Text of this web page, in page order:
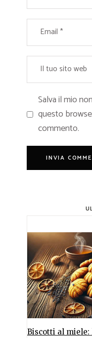
Salva il mio
questo
commento.
Biscotti al